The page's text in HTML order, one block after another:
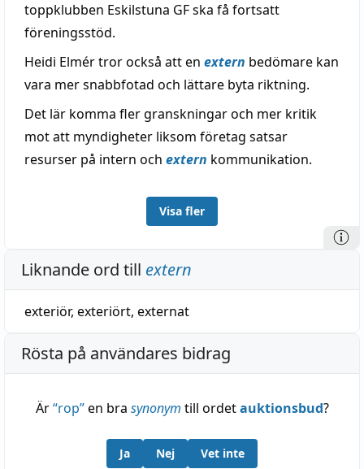
toppklubben Eskilstuna GF ska få fortsatt
föreningsstöd.
Heidi Elmér tror också att en extern bedömare kan
vara mer snabbfotad och lättare byta riktning.
Det lär komma fler granskningar och mer kritik
mot att myndigheter liksom företag satsar
resurser på intern och extern kommunikation.
Visa fler
Liknande ord till extern
exteriör, exteriört, externat
Rösta på användares bidrag
Är“rop”en bra synonym till ordetauktionsbud?
Ja Nej Vet inte